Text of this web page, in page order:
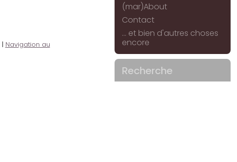
| Navigation au
(mar)About
Contact
... et bien d'autres choses
encore
Recherche